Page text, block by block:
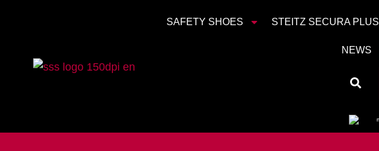
SAFETY SHOES STEITZ SECURA PLUS
NEWS